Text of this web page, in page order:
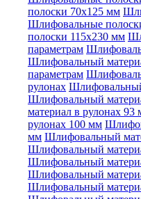
полоски 70x125 мм
Шлифовальные
полоски 115x230 мм
параметрам
Шлифовальный
параметрам
рулонах
Шлифовальный
материал в рулонах 93
рулонах 100 мм
мм Шлифовальный
Шлифовальный
Шлифовальный
Шлифовальный
Шлифовальный